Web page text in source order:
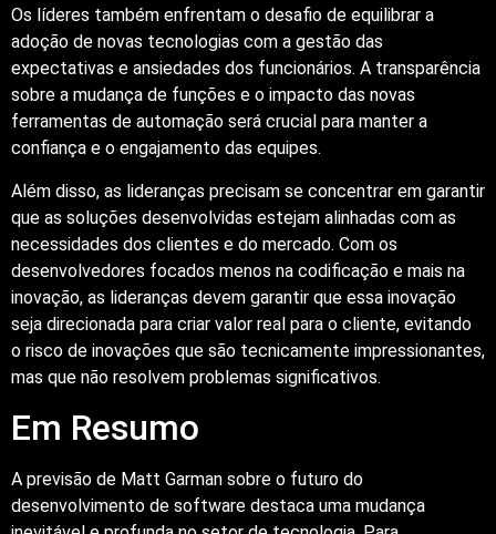
Os líderes também enfrentam o desafio de equilibrar a
adoção de novas tecnologias com a gestão das
expectativas e ansiedades dos funcionários. A transparência
sobre a mudança de funções e o impacto das novas
ferramentas de automação será crucial para manter a
confiança e o engajamento das equipes.
Além disso, as lideranças precisam se concentrar em garantir
que as soluções desenvolvidas estejam alinhadas com as
necessidades dos clientes e do mercado. Com os
desenvolvedores focados menos na codificação e mais na
inovação, as lideranças devem garantir que essa inovação
seja direcionada para criar valor real para o cliente, evitando
o risco de inovações que são tecnicamente impressionantes,
mas que não resolvem problemas significativos.
Em Resumo
A previsão de Matt Garman sobre o futuro do
desenvolvimento de software destaca uma mudança